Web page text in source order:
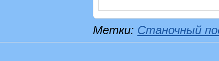
Метки: Станочный